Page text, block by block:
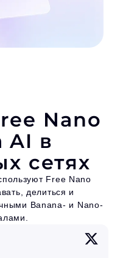
Nano
AI в
сетях
Free Nano
делиться и
Banana- и Nano-